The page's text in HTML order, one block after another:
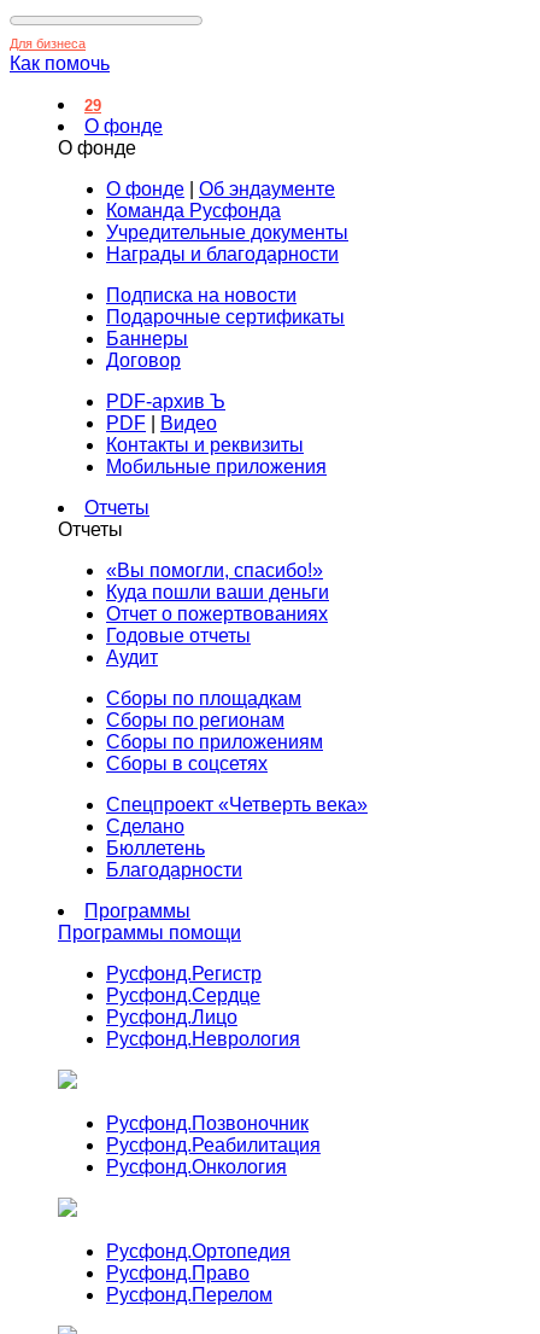
Для бизнеса
Как помочь
29
О фонде
О фонде
О фонде
Об эндаументе
Команда Русфонда
Учредительные документы
Награды и благодарности
Подписка на новости
Подарочные сертификаты
Баннеры
Договор
PDF-архив Ъ
PDF
Видео
Контакты и реквизиты
Мобильные приложения
Отчеты
Отчеты
«Вы помогли, спасибо!»
Куда пошли ваши деньги
Отчет о пожертвованиях
Годовые отчеты
Аудит
Сборы по площадкам
Сборы по регионам
Сборы по приложениям
Сборы в соцсетях
Спецпроект «Четверть века»
Сделано
Бюллетень
Благодарности
Программы
Программы помощи
Русфонд.Регистр
Русфонд.Сердце
Русфонд.Лицо
Русфонд.Неврология
Русфонд.Позвоночник
Русфонд.Реабилитация
Русфонд.Онкология
Русфонд.Ортопедия
Русфонд.Право
Русфонд.Перелом